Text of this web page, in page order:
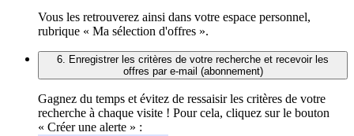
Vous les retrouverez ainsi dans votre espace personnel,
rubrique « Ma sélection d'offres ».
6. Enregistrer les critères de votre recherche et recevoir les
offres par e-mail (abonnement)
Gagnez du temps et évitez de ressaisir les critères de votre
recherche à chaque visite ! Pour cela, cliquez sur le bouton
« Créer une alerte » :